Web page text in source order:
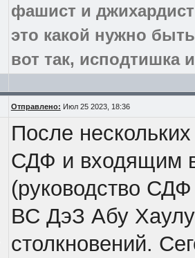
фашист и
это какой нужно
вот так, исподтишка
Отправлено: Июл 25 2023, 18:36
После
СДФ и входящим
(руководство
ВС ДэЗ Абу
столкновений.